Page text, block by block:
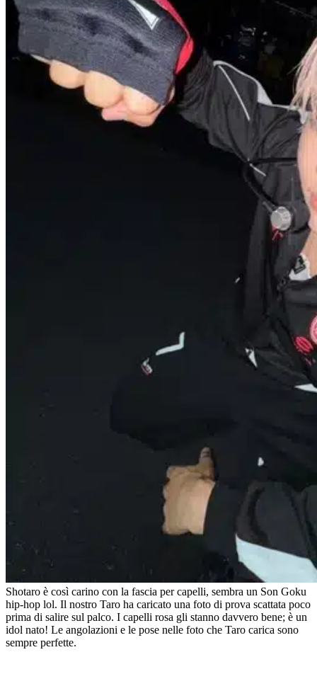
Shotaro è così carino con la fascia per capelli, sembra un Son Goku
hip-hop lol. Il nostro Taro ha caricato una foto di prova scattata poco
prima di salire sul palco. I capelli rosa gli stanno davvero bene; è un
idol nato! Le angolazioni e le pose nelle foto che Taro carica sono
sempre perfette.